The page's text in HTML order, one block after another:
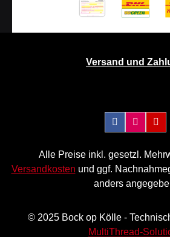
Versand und
Alle Preise inkl. gesetzl.
Versandkosten und ggf.
anders
© 2025 Bock op Kölle -
MultiThread-